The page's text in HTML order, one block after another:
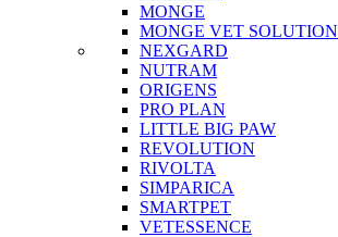
MONGE
MONGE VET SOLUTION
NEXGARD
NUTRAM
ORIGENS
PRO PLAN
LITTLE BIG PAW
REVOLUTION
RIVOLTA
SIMPARICA
SMARTPET
VETESSENCE